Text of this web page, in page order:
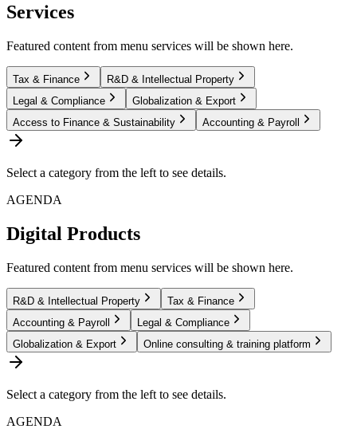
Services
Featured content from menu services will be shown here.
Tax & Finance
R&D & Intellectual Property
Legal & Compliance
Globalization & Export
Access to Finance & Sustainability
Accounting & Payroll
Select a category from the left to see details.
AGENDA
Digital Products
Featured content from menu services will be shown here.
R&D & Intellectual Property
Tax & Finance
Accounting & Payroll
Legal & Compliance
Globalization & Export
Online consulting & training platform
Select a category from the left to see details.
AGENDA